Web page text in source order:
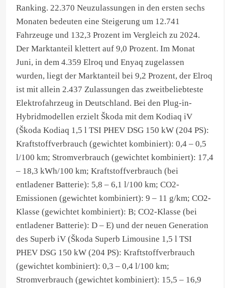
Ranking. 22.370 Neuzulassungen in den ersten sechs
Monaten bedeuten eine Steigerung um 12.741
Fahrzeuge und 132,3 Prozent im Vergleich zu 2024.
Der Marktanteil klettert auf 9,0 Prozent. Im Monat
Juni, in dem 4.359 Elroq und Enyaq zugelassen
wurden, liegt der Marktanteil bei 9,2 Prozent, der Elroq
ist mit allein 2.437 Zulassungen das zweitbeliebteste
Elektrofahrzeug in Deutschland. Bei den Plug-in-
Hybridmodellen erzielt Škoda mit dem Kodiaq iV
(Škoda Kodiaq 1,5 l TSI PHEV DSG 150 kW (204 PS):
Kraftstoffverbrauch (gewichtet kombiniert): 0,4 – 0,5
l/100 km; Stromverbrauch (gewichtet kombiniert): 17,4
– 18,3 kWh/100 km; Kraftstoffverbrauch (bei
entladener Batterie): 5,8 – 6,1 l/100 km; CO2-
Emissionen (gewichtet kombiniert): 9 – 11 g/km; CO2-
Klasse (gewichtet kombiniert): B; CO2-Klasse (bei
entladener Batterie): D – E) und der neuen Generation
des Superb iV (Škoda Superb Limousine 1,5 l TSI
PHEV DSG 150 kW (204 PS): Kraftstoffverbrauch
(gewichtet kombiniert): 0,3 – 0,4 l/100 km;
Stromverbrauch (gewichtet kombiniert): 15,5 – 16,9